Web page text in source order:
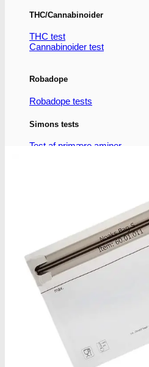
THC/Cannabinoider
THC test
Cannabinoider test
Robadope
Robadope tests
Simons tests
Test af primære aminer
Multi urin test - 10 stoffer
THC urin test - 25ng/ml
THC urin test - 50ng/ml